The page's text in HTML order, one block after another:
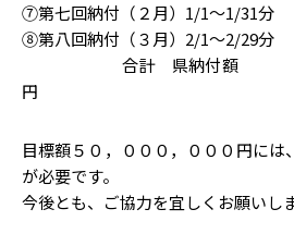
⑦第七回納付（２月）1/1～1/31
⑧第八回納付（３月）2/1～2/29
合計 県納付額 ９，
円
目標額５０，０００，０００円には
が必要です。
今後とも、ご協力を宜しくお願いしま